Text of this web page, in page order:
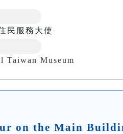
民服務大使
Museum
on the Main